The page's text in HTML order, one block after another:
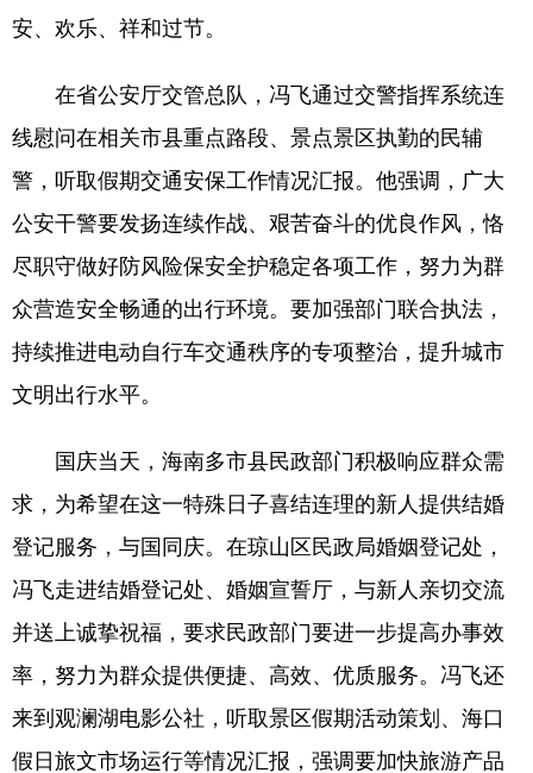
安、欢乐、祥和过节。
在省公安厅交管总队，冯飞通过交警指挥系统连
线慰问在相关市县重点路段、景点景区执勤的民辅
警，听取假期交通安保工作情况汇报。他强调，广大
公安干警要发扬连续作战、艰苦奋斗的优良作风，恪
尽职守做好防风险保安全护稳定各项工作，努力为群
众营造安全畅通的出行环境。要加强部门联合执法，
持续推进电动自行车交通秩序的专项整治，提升城市
文明出行水平。
国庆当天，海南多市县民政部门积极响应群众需
求，为希望在这一特殊日子喜结连理的新人提供结婚
登记服务，与国同庆。在琼山区民政局婚姻登记处，
冯飞走进结婚登记处、婚姻宣誓厅，与新人亲切交流
并送上诚挚祝福，要求民政部门要进一步提高办事效
率，努力为群众提供便捷、高效、优质服务。冯飞还
来到观澜湖电影公社，听取景区假期活动策划、海口
假日旅文市场运行等情况汇报，强调要加快旅游产品